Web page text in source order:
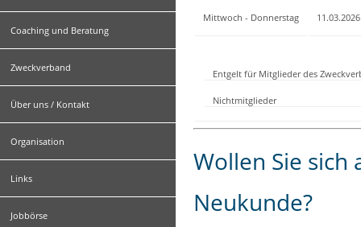
Coaching und Beratung
Zweckverband
Über uns / Kontakt
Organisation
Links
Jobbörse
Mittwoch - Donnerstag
Entgelt für Mitglieder des
Nichtmitglieder
Wollen Sie sich
Neukunde?